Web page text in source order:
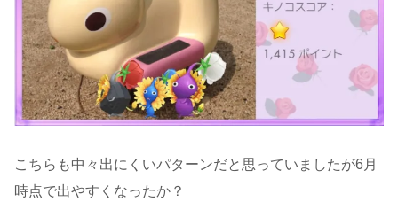
こちらも中々出にくいパターンだと思っていましたが6月
時点で出やすくなったか？